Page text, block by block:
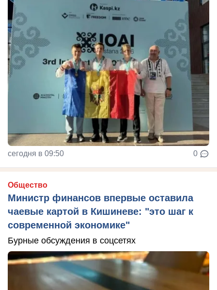
сегодня в 09:50 0
Общество
Министр финансов впервые оставила
чаевые картой в Кишиневе: "это шаг к
современной экономике"
Бурные обсуждения в соцсетях